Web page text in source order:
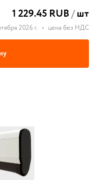
1 229.45 RUB/шт
2026 г. • цена без НДС